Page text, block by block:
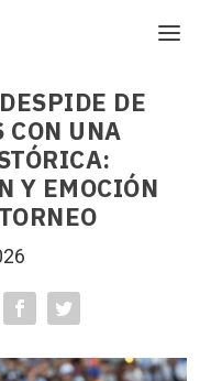
DE
CON UNA
Y EMOCIÓN